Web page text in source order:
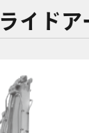
イドア